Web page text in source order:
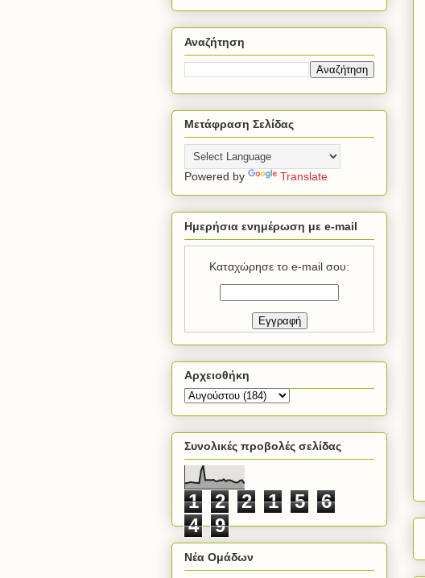
Αναζήτηση
Μετάφραση Σελίδας
Powered by Translate
Ημερήσια ενημέρωση με e-mail
Καταχώρησε το e-mail σου:
Αρχειοθήκη
Συνολικές προβολές σελίδας
1 2 2 1 5
6
4
9
Νέα Ομάδων